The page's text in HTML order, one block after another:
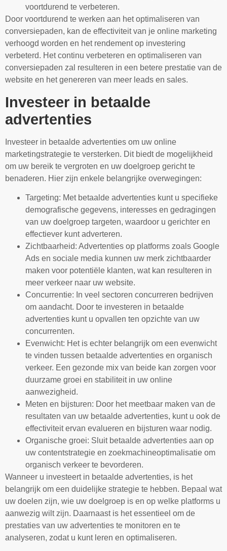
voortdurend te verbeteren.
Door voortdurend te werken aan het optimaliseren van
conversiepaden, kan de effectiviteit van je online marketing
verhoogd worden en het rendement op investering
verbeterd. Het continu verbeteren en optimaliseren van
conversiepaden zal resulteren in een betere prestatie van de
website en het genereren van meer leads en sales.
Investeer in betaalde
advertenties
Investeer in betaalde advertenties om uw online
marketingstrategie te versterken. Dit biedt de mogelijkheid
om uw bereik te vergroten en uw doelgroep gericht te
benaderen. Hier zijn enkele belangrijke overwegingen:
Targeting: Met betaalde advertenties kunt u specifieke
demografische gegevens, interesses en gedragingen
van uw doelgroep targeten, waardoor u gerichter en
effectiever kunt adverteren.
Zichtbaarheid: Advertenties op platforms zoals Google
Ads en sociale media kunnen uw merk zichtbaarder
maken voor potentiële klanten, wat kan resulteren in
meer verkeer naar uw website.
Concurrentie: In veel sectoren concurreren bedrijven
om aandacht. Door te investeren in betaalde
advertenties kunt u opvallen ten opzichte van uw
concurrenten.
Evenwicht: Het is echter belangrijk om een evenwicht
te vinden tussen betaalde advertenties en organisch
verkeer. Een gezonde mix van beide kan zorgen voor
duurzame groei en stabiliteit in uw online
aanwezigheid.
Meten en bijsturen: Door het meetbaar maken van de
resultaten van uw betaalde advertenties, kunt u ook de
effectiviteit ervan evalueren en bijsturen waar nodig.
Organische groei: Sluit betaalde advertenties aan op
uw contentstrategie en zoekmachineoptimalisatie om
organisch verkeer te bevorderen.
Wanneer u investeert in betaalde advertenties, is het
belangrijk om een duidelijke strategie te hebben. Bepaal wat
uw doelen zijn, wie uw doelgroep is en op welke platforms u
aanwezig wilt zijn. Daarnaast is het essentieel om de
prestaties van uw advertenties te monitoren en te
analyseren, zodat u kunt leren en optimaliseren.